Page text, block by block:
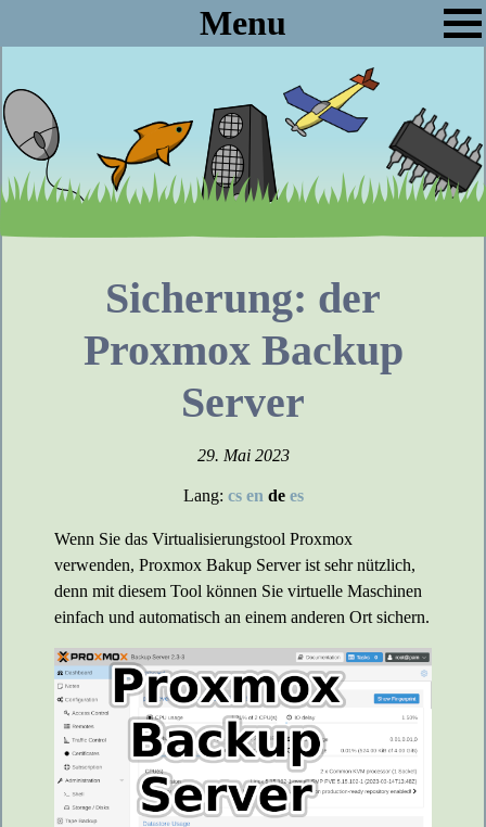
Menu
Sicherung: der
Proxmox Backup
Server
29. Mai 2023
Lang: cs en de es
Wenn Sie das Virtualisierungstool Proxmox
verwenden, Proxmox Bakup Server ist sehr nützlich,
denn mit diesem Tool können Sie virtuelle Maschinen
einfach und automatisch an einem anderen Ort sichern.